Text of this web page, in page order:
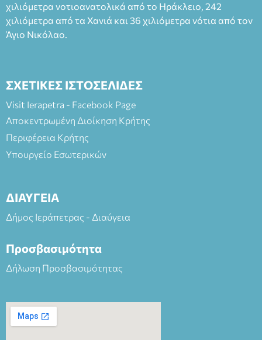
(Είσοδος ΕΠΑ.Λ.) Έναρξη 21:15 Οργάνωση: ΚΝΩΣΟΣ
ΘΕΑΤΡΙΚΕΣ ΠΑΡΑΓΩΓΕΣ ΕΕ
χιλιόμετρα νοτιοανατολικά από το Ηράκλειο, 242
χιλιόμετρα από τα Χανιά και 36 χιλιόμετρα νότια από τον
Άγιο Νικόλαο.
ΣΧΕΤΙΚΕΣ ΙΣΤΟΣΕΛΙΔΕΣ
Visit Ierapetra - Facebook Page
Αποκεντρωμένη Διοίκηση Κρήτης
Περιφέρεια Κρήτης
Υπουργείο Εσωτερικών
ΔΙΑΥΓΕΙΑ
Δήμος Ιεράπετρας - Διαύγεια
Προσβασιμότητα
Δήλωση Προσβασιμότητας